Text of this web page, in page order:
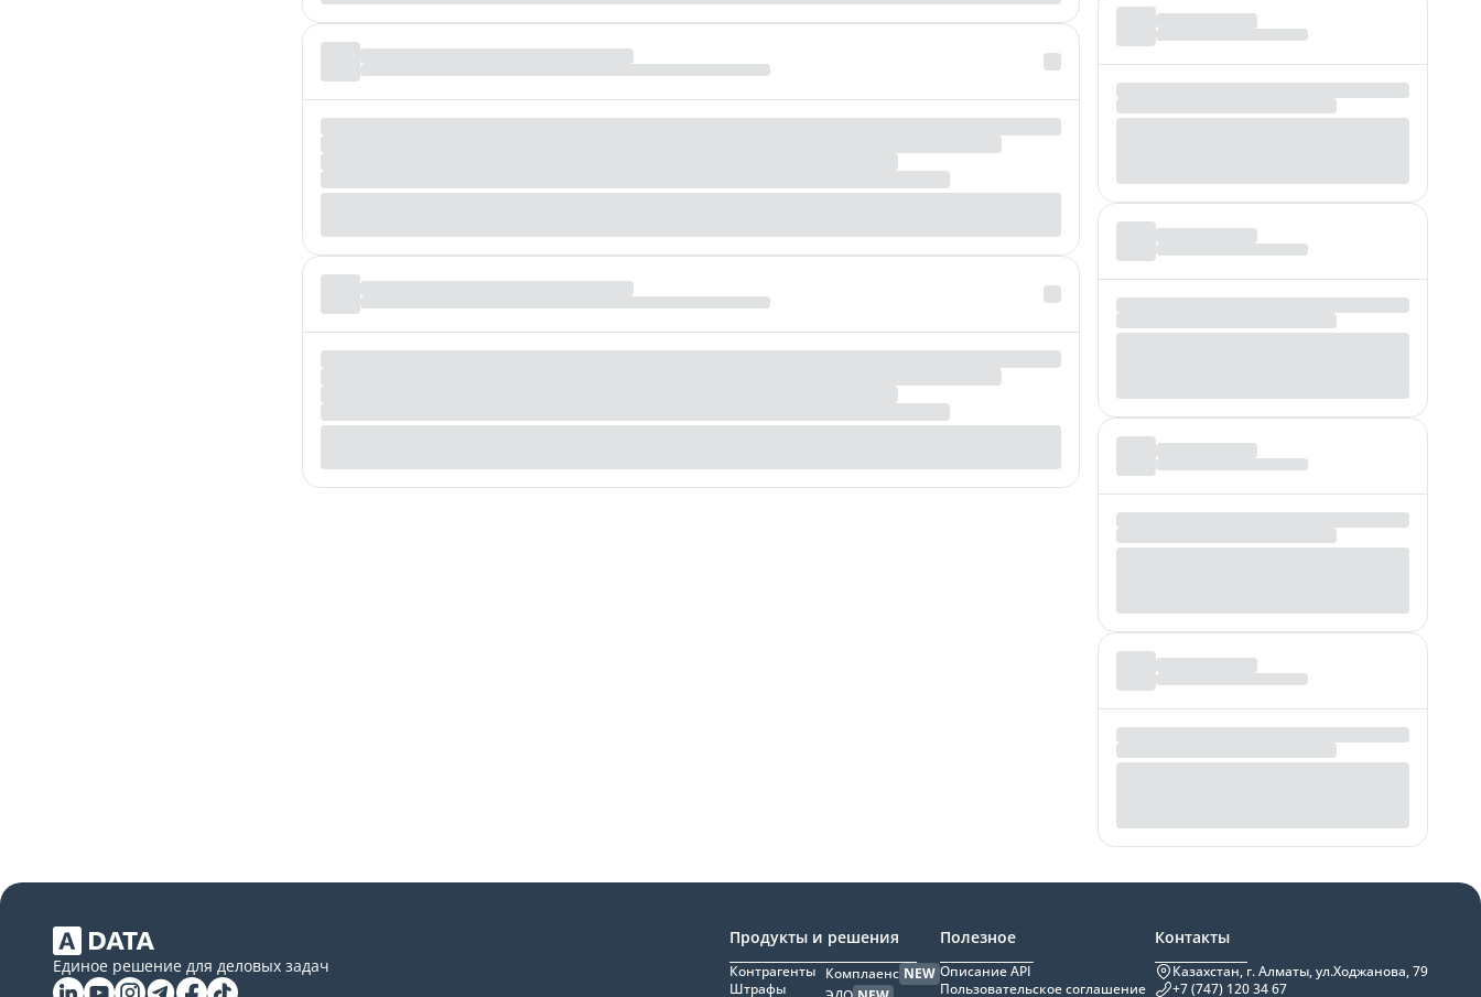
Единое решение для деловых задач
Linkedin
YouTube
Instagram
Telegram
Facebook
Tiktok
Продукты и решения
Контрагенты
Штрафы
Комплаенс NEW
Полезное
Описание API
Пользовательское соглашение
Контакты
Казахстан, г. Алматы, ул.Ходжанова, 79
+7 (747) 120 34 67